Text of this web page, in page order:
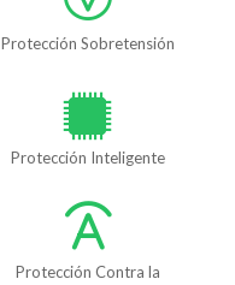
Protección Sobretensión
Protección Inteligente
Protección Contra la